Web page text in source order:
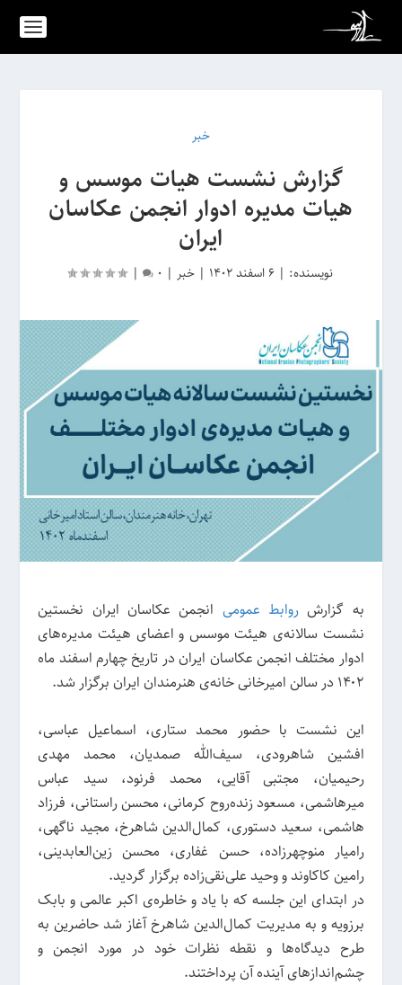
خبر
گزارش نشست هیات موسس و
هیات مدیره ادوار انجمن عکاسان
ایران
نویسنده: | 6 اسفند 1402 | خبر |
0
|
به گزارشروابط عمومی انجمن عکاسان ایران نخستین
نشست سالانه‌ی هیئت موسس و اعضای هیئت مدیره‌های
ادوار مختلف انجمن عکاسان ایران در تاریخ چهارم اسفند ماه
۱۴۰۲ در سالن امیرخانی خانه‌ی هنرمندان ایران برگزار شد.
این نشست با حضور محمد ستاری، اسماعیل عباسی،
افشین شاهرودی، سیف‌الله صمدیان، محمد مهدی
رحیمیان، مجتبی آقایی، محمد فرنود، سید عباس
میرهاشمی، مسعود زنده‌روح کرمانی، محسن راستانی، فرزاد
هاشمی، سعید دستوری، کمال‌الدین شاهرخ، مجید ناگهی،
رامیار منوچهرزاده، حسن غفاری، محسن زین‌العابدینی،
رامین کاکاوند و وحید علی‌نقی‌زاده برگزار گردید.
در ابتدای این جلسه که با یاد و خاطره‌ی اکبر عالمی و بابک
برزویه و به مدیریت کمال‌الدین شاهرخ آغاز شد حاضرین به
طرح دیدگاه‌ها و نقطه نظرات خود در مورد انجمن و
چشم‌اندازهای آینده آن پرداختند.